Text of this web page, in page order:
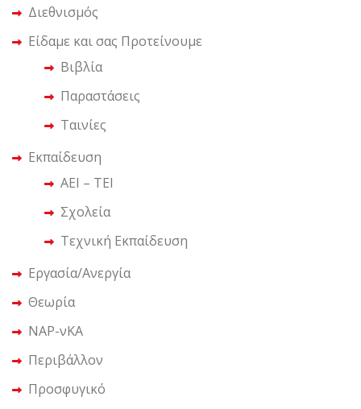
Διεθνισμός
Είδαμε και σας Προτείνουμε
Βιβλία
Παραστάσεις
Ταινίες
Εκπαίδευση
ΑΕΙ – ΤΕΙ
Σχολεία
Τεχνική Εκπαίδευση
Εργασία/Ανεργία
Θεωρία
ΝΑΡ-νΚΑ
Περιβάλλον
Προσφυγικό